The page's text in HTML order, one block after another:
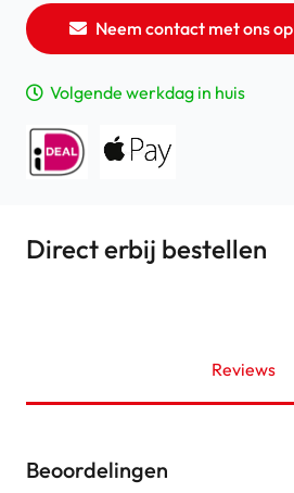
Neem contact met ons op
Volgende werkdag in huis
Direct erbij bestellen
Reviews
Beoordelingen